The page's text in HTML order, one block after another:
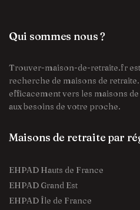
Qui sommes nous ?
Trouver-maison-de-retraite.fr est
recherche de maisons de
efficacement vers les maisons
aux besoins de votre proche.
Maisons de retraite par
EHPAD Hauts de France
EHPAD Grand Est
EHPAD Île de France